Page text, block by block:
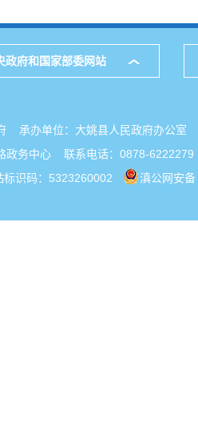
政府和国家部委网站
承办单位：大姚县人民政府办公
政务中心 联系电话：0878-6222279
标识码：5323260002 滇公网安